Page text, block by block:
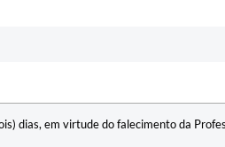
dias, em virtude do falecimento da